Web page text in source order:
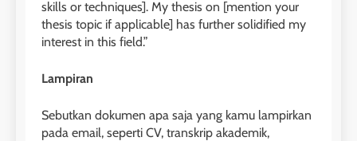
Online
LEIDEN INSTITUTE
28
Jadwal Kursus IELTS Online
LEIDEN INSTITUTE
skills or techniques]. My thesis on [mention your
thesis topic if applicable] has further solidified my
interest in this field.”
Lampiran
Sebutkan dokumen apa saja yang kamu lampirkan
pada email, seperti CV, transkrip akademik,